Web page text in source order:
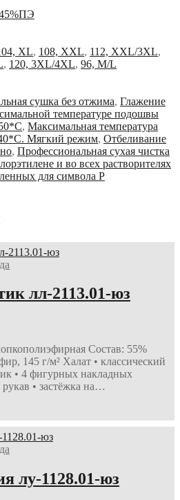
XL, 108, XXL, 112, XXL/3XL,
, 120, 3XL/4XL, 96, M/L
сушка без отжима, Глажение
температуре подошвы
, Максимальная температура
Мягкий режим, Отбеливание
, Профессиональная сухая чистка
и во всех растворителях
для символа Р
лл-2113.01-юз
Состав: 55%
145 г/м² Халат • классический
• 4 фигурных накладных
• застёжка на…
лу-1128.01-юз